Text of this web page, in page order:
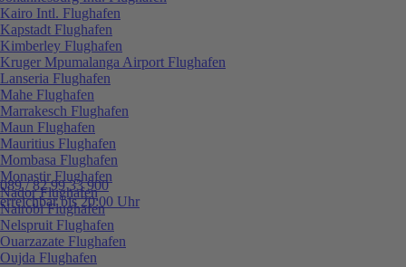
089 / 82 99 33 900
erreichbar bis 20:00 Uhr
Kairo Intl. Flughafen
Kapstadt Flughafen
Kimberley Flughafen
Kruger Mpumalanga Airport Flughafen
Lanseria Flughafen
Mahe Flughafen
Marrakesch Flughafen
Maun Flughafen
Mauritius Flughafen
Mombasa Flughafen
Monastir Flughafen
Nador Flughafen
Nairobi Flughafen
Nelspruit Flughafen
Ouarzazate Flughafen
Oujda Flughafen